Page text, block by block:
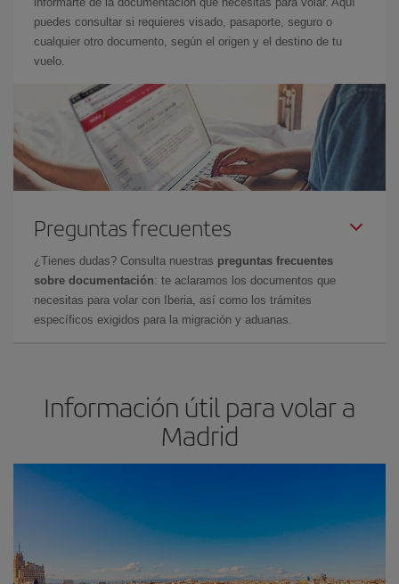
puedes consultar si requieres visado, pasaporte, seguro o
cualquier otro documento, según el origen y el destino de tu
vuelo.
Preguntas frecuentes
¿Tienes dudas? Consulta nuestras preguntas frecuentes
sobre documentación: te aclaramos los documentos que
necesitas para volar con Iberia, así como los trámites
específicos exigidos para la migración y aduanas.
Información útil para volar a
Madrid